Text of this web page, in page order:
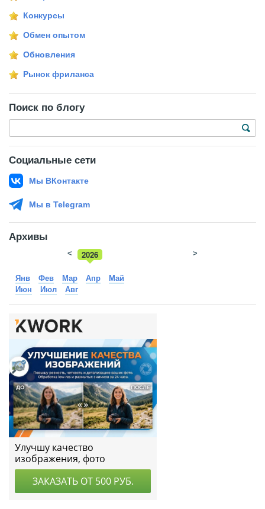
Конкурсы
Обмен опытом
Обновления
Рынок фриланса
Поиск по блогу
Социальные сети
Мы ВКонтакте
Мы в Telegram
Архивы
2026
2025
< >
Янв Фев Мар Апр
Май
Июн
Июл Авг